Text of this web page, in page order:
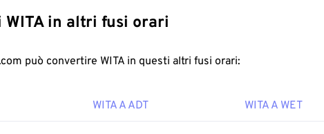
WITA in altri fusi orari
può convertire WITA in questi altri fusi orari:
WITA A ADT WITA A WET